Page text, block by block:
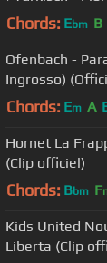
(prod. by
Chords: Ebm B
Ofenbach -
Ingrosso)
Chords: Em A
Hornet La
(Clip officiel)
Chords: Bbm F
Kids United
Liberta (Clip